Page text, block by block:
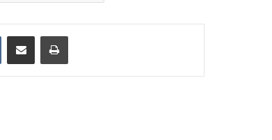
VKontakteShare via Email Print